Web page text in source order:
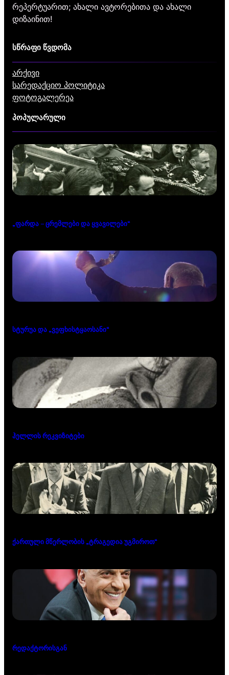
რეპერტუარით; ახალი ავტორებითა და ახალი
დიზაინით!
სწრაფი წვდომა
არქივი
სარედაქციო პოლიტიკა
ფოტოგალერეა
პოპულარული
„ფარდა – ცრემლები და ყვავილები“
სტურუა და „ვეფხისტყაოსანი“
ჰელლის რეკვიზიტები
ქართული მწერლობის „ტრაგედია უგმიროთ“
რედაქტორისგან